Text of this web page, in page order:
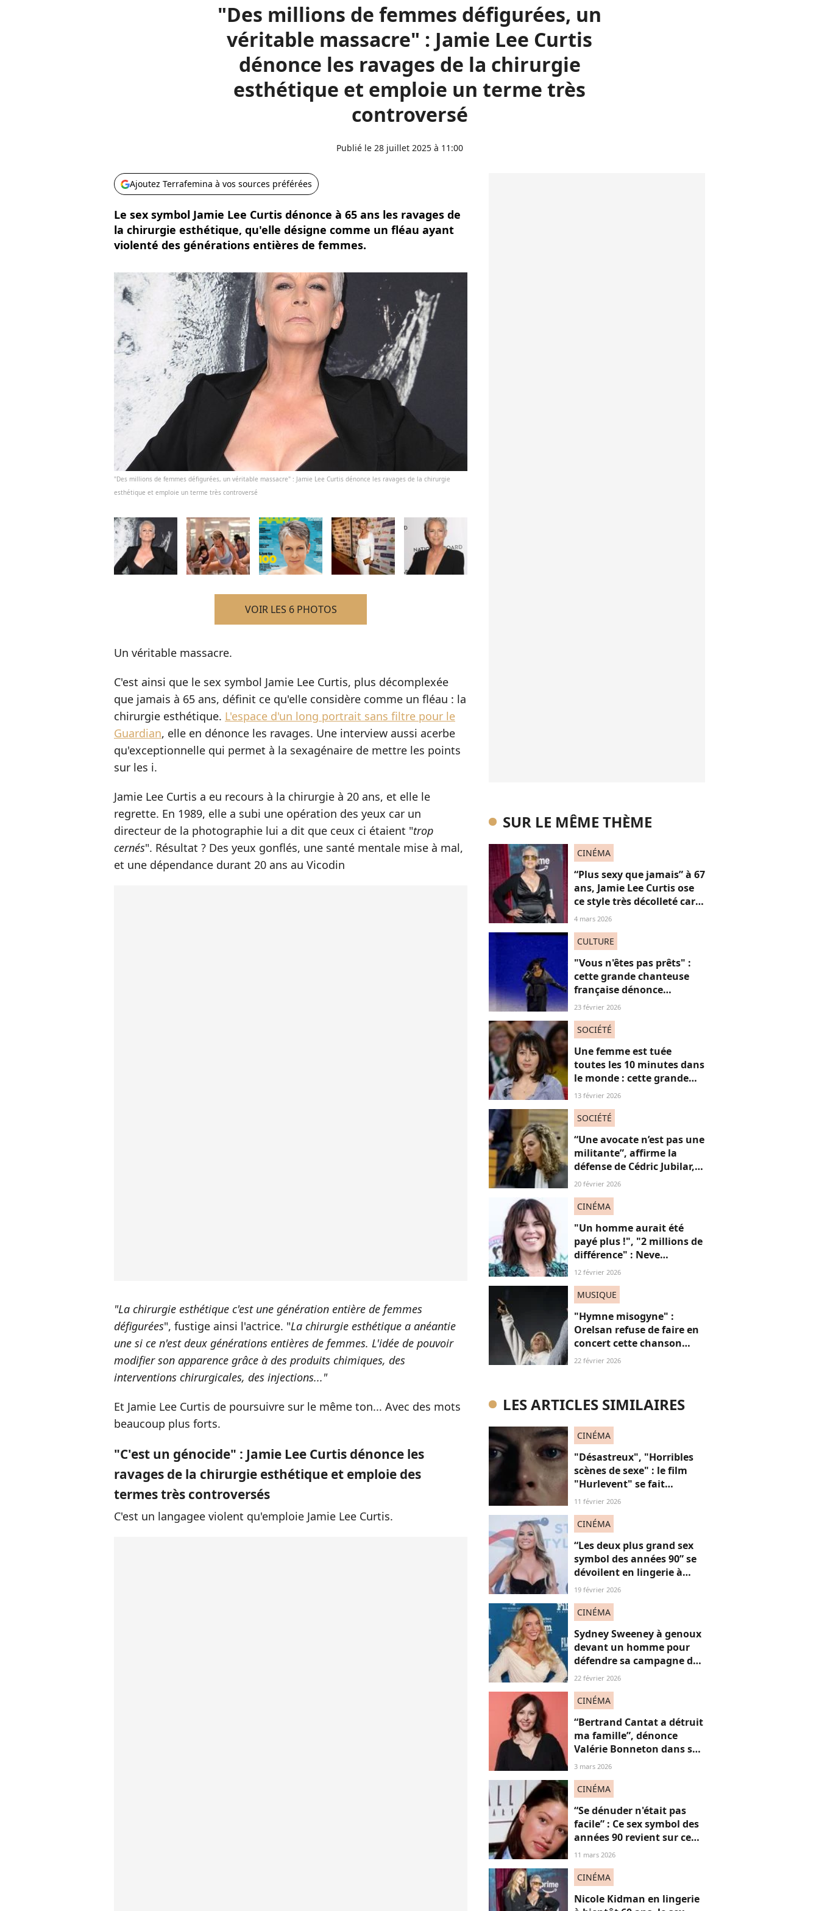
"Des millions de femmes défigurées, un
véritable massacre" : Jamie Lee Curtis
dénonce les ravages de la chirurgie
esthétique et emploie un terme très
controversé
Publié le 28 juillet 2025 à 11:00
Ajoutez Terrafemina à vos sources préférées
Le sex symbol Jamie Lee Curtis dénonce à 65 ans les ravages de
la chirurgie esthétique, qu'elle désigne comme un fléau ayant
violenté des générations entières de femmes.
"Des millions de femmes défigurées, un véritable massacre" : Jamie Lee Curtis dénonce les ravages de la chirurgie
esthétique et emploie un terme très controversé
VOIR LES 6 PHOTOS
Un véritable massacre.
C'est ainsi que le sex symbol Jamie Lee Curtis, plus décomplexée
que jamais à 65 ans, définit ce qu'elle considère comme un fléau : la
chirurgie esthétique. L'espace d'un long portrait sans filtre pour le
Guardian, elle en dénonce les ravages. Une interview aussi acerbe
qu'exceptionnelle qui permet à la sexagénaire de mettre les points
sur les i.
Jamie Lee Curtis a eu recours à la chirurgie à 20 ans, et elle le
regrette. En 1989, elle a subi une opération des yeux car un
directeur de la photographie lui a dit que ceux ci étaient "trop
cernés". Résultat ? Des yeux gonflés, une santé mentale mise à mal,
et une dépendance durant 20 ans au Vicodin
"La chirurgie esthétique c'est une génération entière de femmes
défigurées", fustige ainsi l'actrice. "La chirurgie esthétique a anéantie
une si ce n'est deux générations entières de femmes. L'idée de pouvoir
modifier son apparence grâce à des produits chimiques, des
interventions chirurgicales, des injections..."
Et Jamie Lee Curtis de poursuivre sur le même ton... Avec des mots
beaucoup plus forts.
"C'est un génocide" : Jamie Lee Curtis dénonce les
ravages de la chirurgie esthétique et emploie des
termes très controversés
C'est un langagee violent qu'emploie Jamie Lee Curtis.
SUR LE MÊME THÈME
CINÉMA
“Plus sexy que jamais” à 67
ans, Jamie Lee Curtis ose
ce style très décolleté car
“les femmes n’ont pas de
4 mars 2026
CULTURE
"Vous n'êtes pas prêts" :
cette grande chanteuse
française dénonce
“l’effacement des femmes
(forcément) réagir
23 février 2026
SOCIÉTÉ
Une femme est tuée
toutes les 10 minutes dans
le monde : cette grande
actrice et amie de Marie
fléau des féminicides
13 février 2026
SOCIÉTÉ
“Une avocate n’est pas une
militante”, affirme la
défense de Cédric Jubilar,
pour qui une femme peut
homme accusé" : une prise
20 février 2026
CINÉMA
"Un homme aurait été
payé plus !", "2 millions de
différence" : Neve
Campbell dénonce les
Hollywood (et on
12 février 2026
MUSIQUE
"Hymne misogyne" :
Orelsan refuse de faire en
concert cette chanson
très, très controversée
22 février 2026
LES ARTICLES SIMILAIRES
CINÉMA
"Désastreux", "Horribles
scènes de sexe" : le film
"Hurlevent" se fait
détruire par la presse, et si
sexistes ?
11 février 2026
CINÉMA
“Les deux plus grand sex
symbol des années 90” se
dévoilent en lingerie à
plus de 50 ans, face au
19 février 2026
CINÉMA
Sydney Sweeney à genoux
devant un homme pour
défendre sa campagne de
lingerie : on en a marre ou
22 février 2026
CINÉMA
“Bertrand Cantat a détruit
ma famille”, dénonce
Valérie Bonneton dans son
hommage à Marie
féminicide
3 mars 2026
CINÉMA
“Se dénuder n'était pas
facile” : Ce sex symbol des
années 90 revient sur ce
célèbre strip tease qui l’a
dérangeant à revoir
11 mars 2026
CINÉMA
Nicole Kidman en lingerie